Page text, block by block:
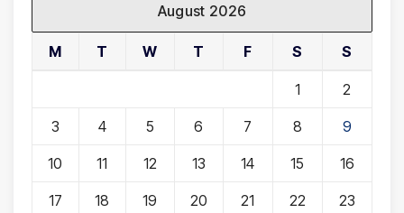
August 2026
M T W T F S S
1 2
3 4 5 6 7 8 9
10 11 12 13 14 15 16
17 18 19 20 21 22 23